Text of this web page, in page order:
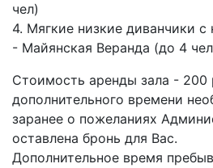
чел)
4. Мягкие низкие диванчики
- Майянская Веранда (до 4
Стоимость аренды зала - 200
дополнительного времени
заранее о пожеланиях
оставлена бронь для Вас.
Дополнительное время